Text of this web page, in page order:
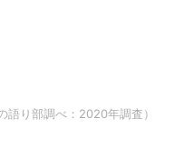
語り部調べ：2020年調査）